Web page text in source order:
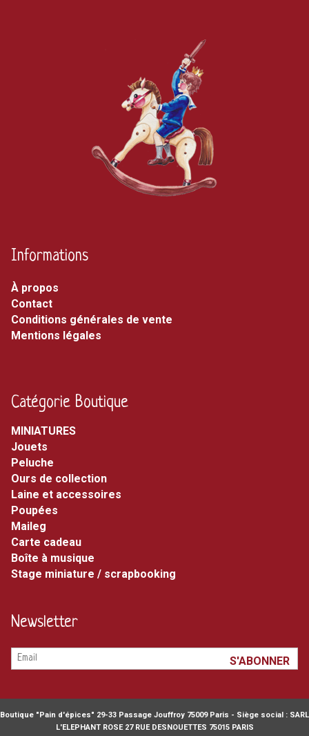
Informations
À propos
Contact
Conditions générales de vente
Mentions légales
Catégorie Boutique
MINIATURES
jouets
peluche
ours de collection
laine et accessoires
poupées
maileg
carte cadeau
boîte à musique
stage miniature / scrapbooking
Newsletter
Boutique "Pain d'épices" 29-33 Passage Jouffroy 75009 Paris - Siège social : SARL
L'ELEPHANT ROSE 27 RUE DESNOUETTES 75015 PARIS